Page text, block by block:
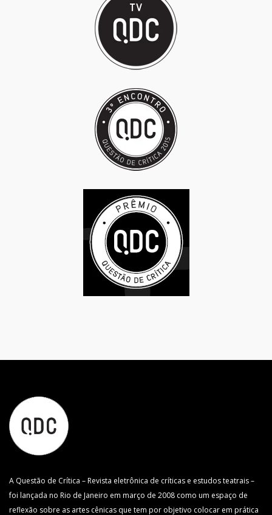
A Questão de Crítica – Revista eletrônica de críticas e estudos teatrais –
foi lançada no Rio de Janeiro em março de 2008 como um espaço de
reflexão sobre as artes cênicas que tem por objetivo colocar em prática